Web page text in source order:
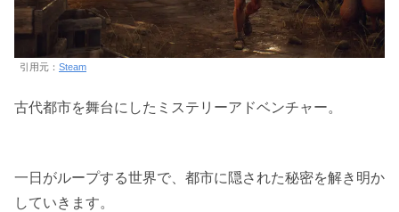
引用元： Steam
古代都市を舞台にしたミステリーアドベンチャー。
一日がループする世界で、都市に隠された秘密を解き明か
していきます。